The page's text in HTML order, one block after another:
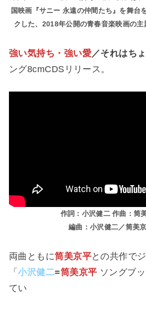
国映画『サニー 永遠の仲間たち』を舞台
クした、2018年公開の青春音楽映画の主
強い気持ち・強い愛／それはち
ング8cmCDSリリース。
作詞：小沢健二 作曲：筒
編曲：小沢健二／筒美
両曲ともに筒美京平との共作で
「小沢健二=筒美京平 ソングブ
てい